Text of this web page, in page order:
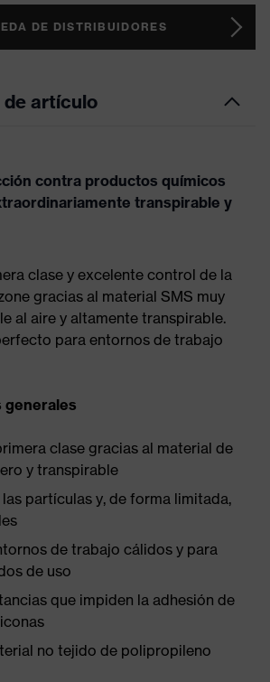
DE DISTRIBUIDORES
artículo
contra productos químicos
transpirable y
clase y excelente control de la
gracias al material SMS muy
al aire y altamente transpirable.
para entornos de trabajo
generales
clase gracias al material de
y transpirable
partículas y, de forma limitada,
de trabajo cálidos y para
de uso
que impiden la adhesión de
no tejido de polipropileno